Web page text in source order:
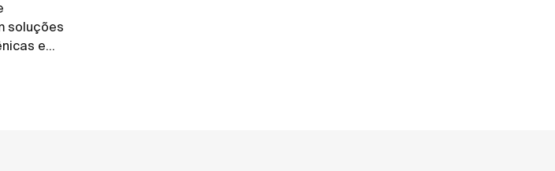
soluções
e
desenho
para o